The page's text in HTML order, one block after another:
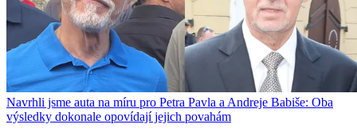
Navrhli jsme auta na míru pro Petra Pavla a Andreje Babiše: Oba
výsledky dokonale opovídají jejich povahám